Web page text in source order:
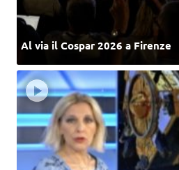
Al via il Cospar 2026 a Firenze